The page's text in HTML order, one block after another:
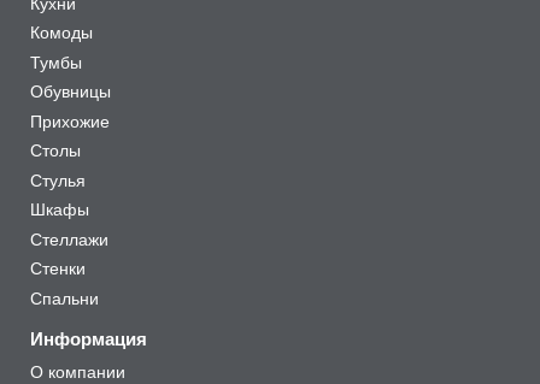
Комоды
Тумбы
Обувницы
Прихожие
Столы
Стулья
Шкафы
Стеллажи
Стенки
Спальни
Информация
О компании